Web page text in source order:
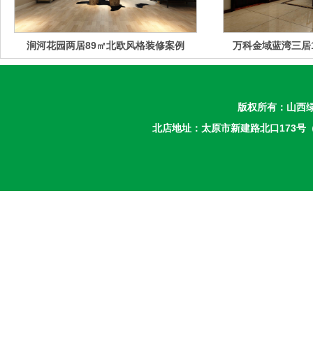
涧河花园两居89㎡北欧风格装修案例 万科金域蓝湾三
版权所有： 山西
北店地址：太原市新建路北口173号